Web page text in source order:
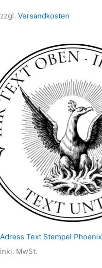
zzgl. Versandkosten
Adress Text Stempel Phoenix
inkl. MwSt.